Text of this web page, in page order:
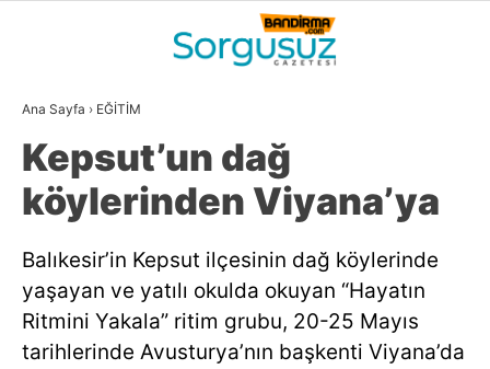
28.9
BALIKESIR
GALERİ YAZARLAR
GÜNDEM
DÜNYA
SİYASET
EKONOMİ
SPOR
Ana Sayfa › EĞİTİM
Kepsut’un dağ
köylerinden Viyana’ya
Balıkesir’in Kepsut ilçesinin dağ köylerinde
yaşayan ve yatılı okulda okuyan “Hayatın
Ritmini Yakala” ritim grubu, 20-25 Mayıs
tarihlerinde Avusturya’nın başkenti Viyana’da